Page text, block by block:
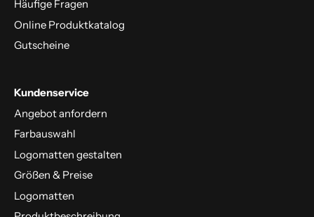
Häufige Fragen
Online Produktkatalog
Gutscheine
Kundenservice
Angebot anfordern
Farbauswahl
Logomatten gestalten
Größen & Preise
Logomatten